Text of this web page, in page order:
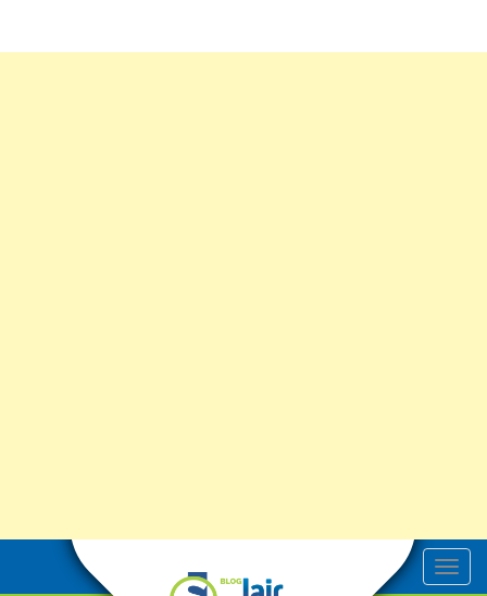
T
o